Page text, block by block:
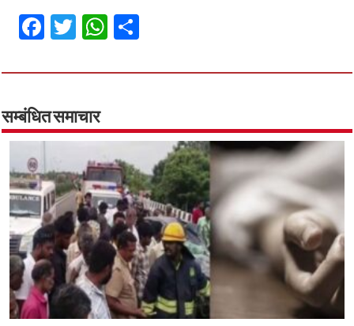
Fa
ce
b
o
o
k
T
wi
tt
er
W
h
at
p
p
ar
सम्बंधित समाचार